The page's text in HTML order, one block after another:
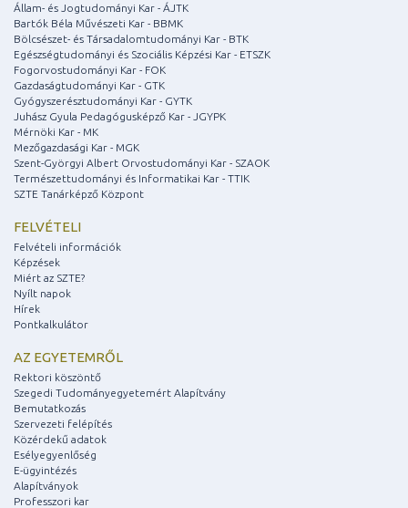
Állam- és Jogtudományi Kar - ÁJTK
Bartók Béla Művészeti Kar - BBMK
Bölcsészet- és Társadalomtudományi Kar - BTK
Egészségtudományi és Szociális Képzési Kar - ETSZK
Fogorvostudományi Kar - FOK
Gazdaságtudományi Kar - GTK
Gyógyszerésztudományi Kar - GYTK
Juhász Gyula Pedagógusképző Kar - JGYPK
Mérnöki Kar - MK
Mezőgazdasági Kar - MGK
Szent-Györgyi Albert Orvostudományi Kar - SZAOK
Természettudományi és Informatikai Kar - TTIK
SZTE Tanárképző Központ
FELVÉTELI
Felvételi információk
Képzések
Miért az SZTE?
Nyílt napok
Hírek
Pontkalkulátor
AZ EGYETEMRŐL
Rektori köszöntő
Szegedi Tudományegyetemért Alapítvány
Bemutatkozás
Szervezeti felépítés
Közérdekű adatok
Esélyegyenlőség
E-ügyintézés
Alapítványok
Professzori kar